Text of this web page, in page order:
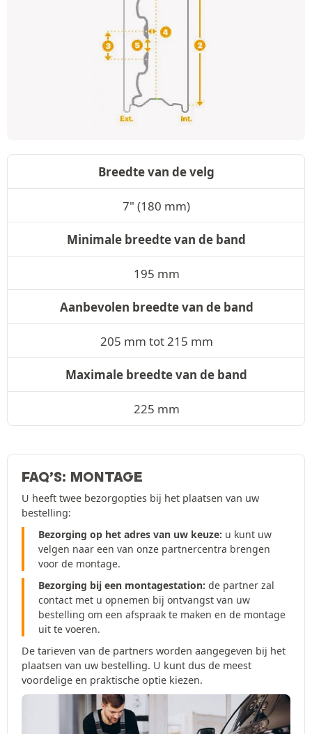
Breedte van de velg
7" (180 mm)
Minimale breedte van de band
195 mm
Aanbevolen breedte van de band
205 mm tot 215 mm
Maximale breedte van de band
225 mm
FAQ’S: MONTAGE
U heeft twee bezorgopties bij het plaatsen van uw
bestelling:
Bezorging op het adres van uw keuze: u kunt uw
velgen naar een van onze partnercentra brengen
voor de montage.
Bezorging bij een montagestation: de partner zal
contact met u opnemen bij ontvangst van uw
bestelling om een afspraak te maken en de montage
uit te voeren.
De tarieven van de partners worden aangegeven bij het
plaatsen van uw bestelling. U kunt dus de meest
voordelige en praktische optie kiezen.